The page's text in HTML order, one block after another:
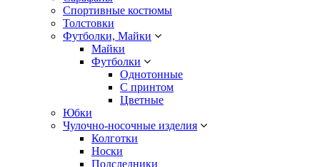
Спортивные костюмы
Толстовки
Футболки, Майки
Майки
Футболки
Однотонные
С принтом
Цветные
Юбки
Чулочно-носочные изделия
Колготки
Носки
Подследники